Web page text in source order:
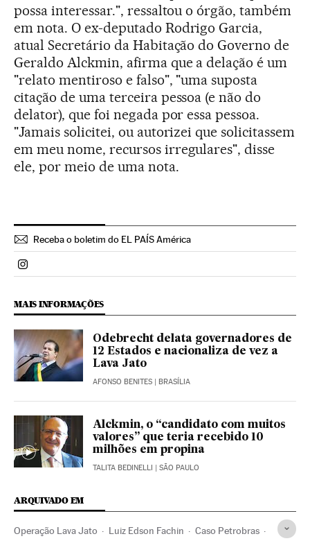
possa interessar.", ressaltou o órgão, também
em nota. O ex-deputado Rodrigo Garcia,
atual Secretário da Habitação do Governo de
Geraldo Alckmin, afirma que a delação é um
"relato mentiroso e falso", "uma suposta
citação de uma terceira pessoa (e não do
delator), que foi negada por essa pessoa.
"Jamais solicitei, ou autorizei que solicitassem
em meu nome, recursos irregulares", disse
ele, por meio de uma nota.
Receba o boletim do EL PAÍS América
Politica El País Brasil en Instagram
MAIS INFORMAÇÕES
Odebrecht delata governadores de
12 Estados e nacionaliza de vez a
Lava Jato
AFONSO BENITES | BRASÍLIA
Alckmin, o “candidato com muitos
valores” que teria recebido 10
milhões em propina
TALITA BEDINELLI | SÃO PAULO
ARQUIVADO EM
Operação Lava Jato Luiz Edson Fachin Caso Petrobras